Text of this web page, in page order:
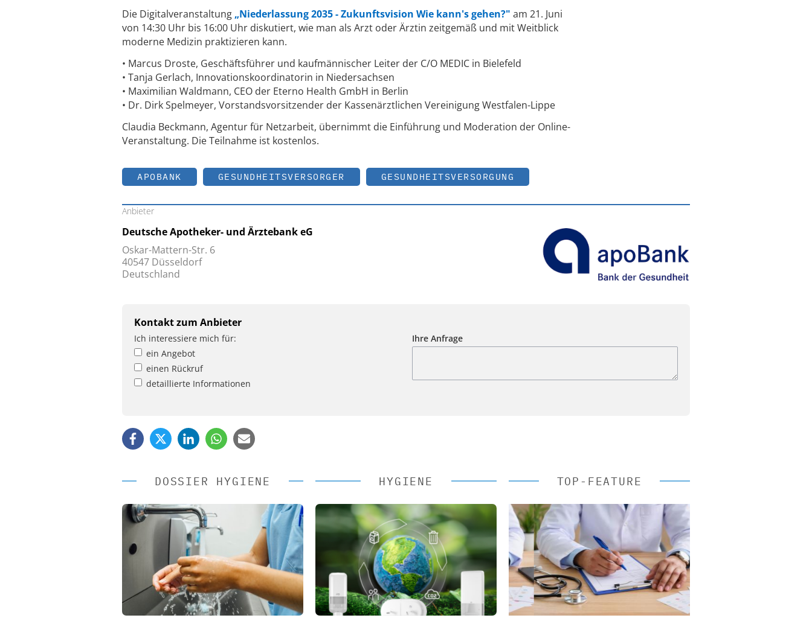
Die Digitalveranstaltung „Niederlassung 2035 - Zukunftsvision Wie kann's gehen?" am 21. Juni
von 14:30 Uhr bis 16:00 Uhr diskutiert, wie man als Arzt oder Ärztin zeitgemäß und mit Weitblick
moderne Medizin praktizieren kann.
• Marcus Droste, Geschäftsführer und kaufmännischer Leiter der C/O MEDIC in Bielefeld
• Tanja Gerlach, Innovationskoordinatorin in Niedersachsen
• Maximilian Waldmann, CEO der Eterno Health GmbH in Berlin
• Dr. Dirk Spelmeyer, Vorstandsvorsitzender der Kassenärztlichen Vereinigung Westfalen-Lippe
Claudia Beckmann, Agentur für Netzarbeit, übernimmt die Einführung und Moderation der Online-
Veranstaltung. Die Teilnahme ist kostenlos.
APOBANK GESUNDHEITSVERSORGER GESUNDHEITSVERSORGUNG
Anbieter
Deutsche Apotheker- und Ärztebank eG
Oskar-Mattern-Str. 6
40547 Düsseldorf
Deutschland
Kontakt zum Anbieter
Ich interessiere mich für:
ein Angebot
einen Rückruf
detaillierte Informationen
Ihre Anfrage
DOSSIER HYGIENE HYGIENE TOP-FEATURE